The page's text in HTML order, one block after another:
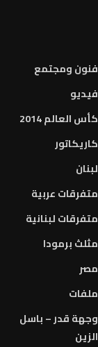
فنون ومجتمع
فيديو
كأس العالم 2014
كاريكاتور
لبنان
متفرقات عربية
متفرقات لبنانية
مثلث برمودا
مصر
ملفات
وجهة قدر – باسل
الزين